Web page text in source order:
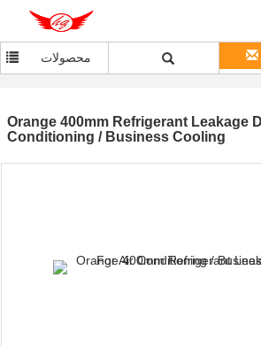
محصولات
Orange 400mm Refrigerant Leakage
Conditioning / Business Cooling